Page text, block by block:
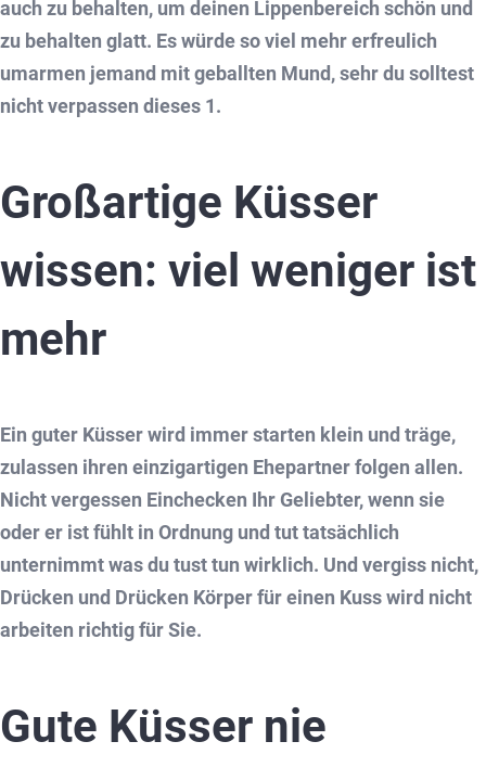
auch zu behalten, um deinen Lippenbereich schön und
zu behalten glatt. Es würde so viel mehr erfreulich
umarmen jemand mit geballten Mund, sehr du solltest
nicht verpassen dieses 1.
Großartige Küsser
wissen: viel weniger ist
mehr
Ein guter Küsser wird immer starten klein und träge,
zulassen ihren einzigartigen Ehepartner folgen allen.
Nicht vergessen Einchecken Ihr Geliebter, wenn sie
oder er ist fühlt in Ordnung und tut tatsächlich
unternimmt was du tust tun wirklich. Und vergiss nicht,
Drücken und Drücken Körper für einen Kuss wird nicht
arbeiten richtig für Sie.
Gute Küsser nie